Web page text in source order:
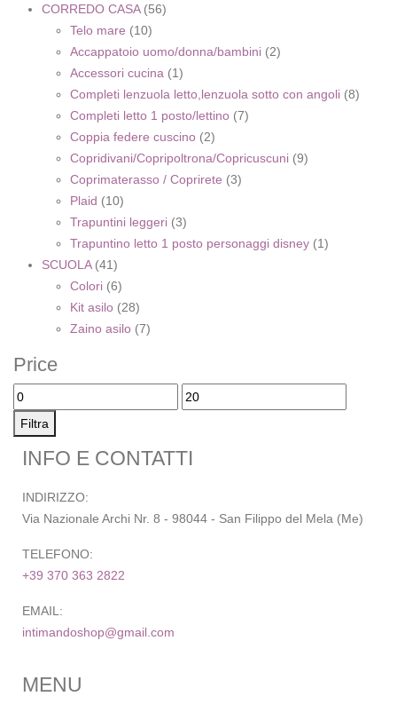
CORREDO CASA (56)
Telo mare (10)
Accappatoio uomo/donna/bambini (2)
Accessori cucina (1)
Completi lenzuola letto,lenzuola sotto con angoli (8)
Completi letto 1 posto/lettino (7)
Coppia federe cuscino (2)
Copridivani/Copripoltrona/Copricuscuni (9)
Coprimaterasso / Coprirete (3)
Plaid (10)
Trapuntini leggeri (3)
Trapuntino letto 1 posto personaggi disney (1)
SCUOLA (41)
Colori (6)
Kit asilo (28)
Zaino asilo (7)
Price
Filtra
INFO E CONTATTI
INDIRIZZO:
Via Nazionale Archi Nr. 8 - 98044 - San Filippo del Mela (Me)
TELEFONO:
+39 370 363 2822
EMAIL:
intimandoshop@gmail.com
MENU